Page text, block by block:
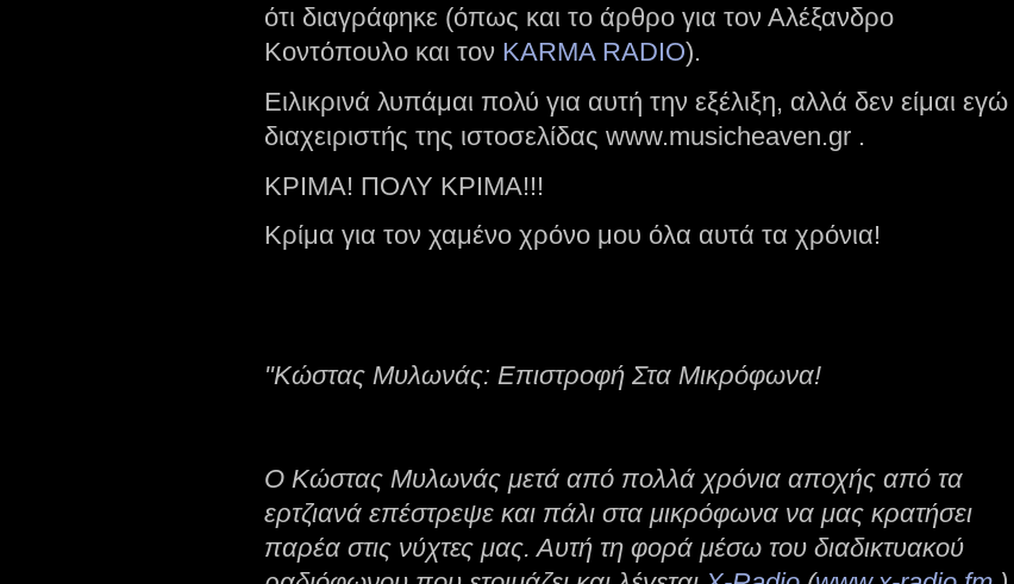
ότι διαγράφηκε (όπως και το άρθρο για τον Αλέξανδρο
Κοντόπουλο και τον KARMA RADIO).
Ειλικρινά λυπάμαι πολύ για αυτή την εξέλιξη, αλλά δεν είμαι εγώ
διαχειριστής της ιστοσελίδας www.musicheaven.gr .
ΚΡΙΜΑ! ΠΟΛΥ ΚΡΙΜΑ!!!
Κρίμα για τον χαμένο χρόνο μου όλα αυτά τα χρόνια!
"Κώστας Μυλωνάς: Επιστροφή Στα Μικρόφωνα!
Ο Κώστας Μυλωνάς μετά από πολλά χρόνια αποχής από τα
ερτζιανά επέστρεψε και πάλι στα μικρόφωνα να μας κρατήσει
παρέα στις νύχτες μας. Αυτή τη φορά μέσω του διαδικτυακού